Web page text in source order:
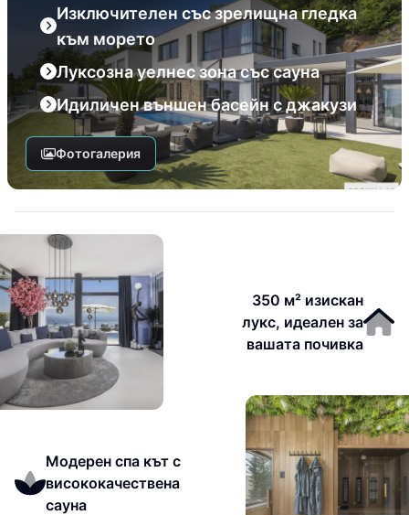
Изключителен със зрелищна гледка
към морето
Луксозна уелнес зона със сауна
Идиличен външен басейн с джакузи
Фотогалерия
350 м² изискан
лукс, идеален за
вашата почивка
Модерен спа кът с
висококачествена
сауна